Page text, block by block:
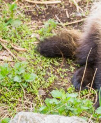
19.03.2022